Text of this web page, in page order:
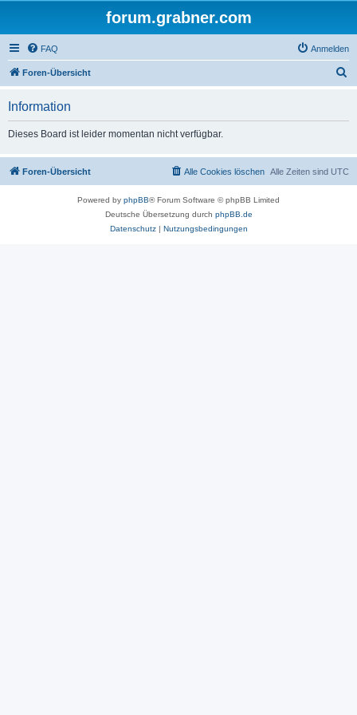
forum.grabner.com
FAQ Anmelden
Foren-Übersicht
Information
Dieses Board ist leider momentan nicht verfügbar.
Foren-Übersicht Alle Zeiten sind UTC
Alle Cookies löschen
Powered by phpBB® Forum Software © phpBB Limited
Deutsche Übersetzung durch phpBB.de
Datenschutz| Nutzungsbedingungen